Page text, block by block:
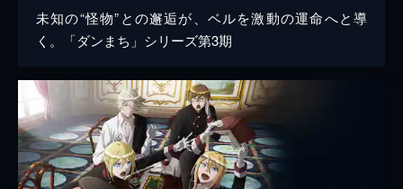
未知の“怪物”との邂逅が、ベルを激動の運命へと導
く。「ダンまち」シリーズ第3期